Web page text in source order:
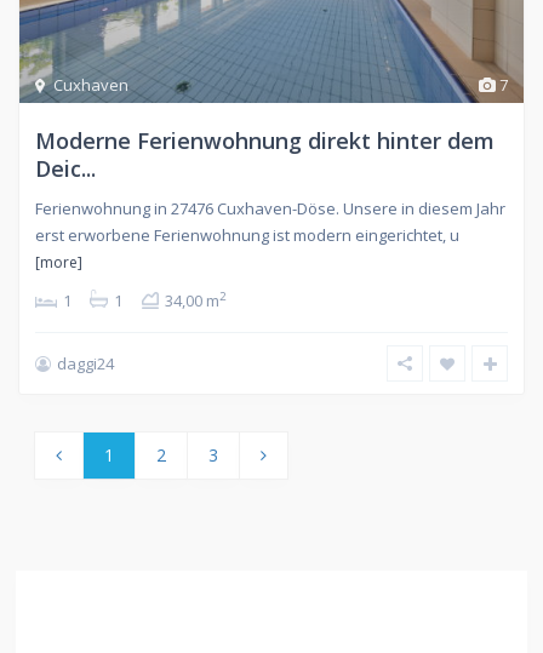
7
Cuxhaven
Moderne Ferienwohnung direkt hinter dem
Deic...
Ferienwohnung in 27476 Cuxhaven-Döse. Unsere in diesem Jahr
erst erworbene Ferienwohnung ist modern eingerichtet, u
[more]
1 1 34,00 m2
daggi24
1 2 3